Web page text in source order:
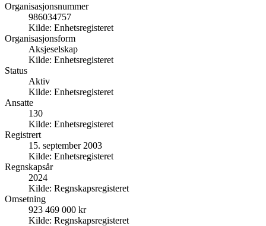
Organisasjonsnummer
986034757
Kilde: Enhetsregisteret
Organisasjonsform
Aksjeselskap
Kilde: Enhetsregisteret
Status
Aktiv
Kilde: Enhetsregisteret
Ansatte
130
Kilde: Enhetsregisteret
Registrert
15. september 2003
Kilde: Enhetsregisteret
Regnskapsår
2024
Kilde: Regnskapsregisteret
Omsetning
923 469 000 kr
Kilde: Regnskapsregisteret